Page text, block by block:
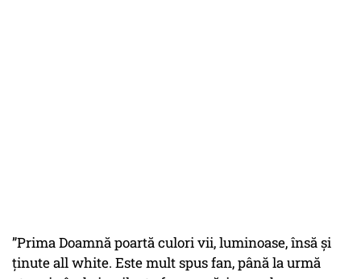
”Prima Doamnă poartă culori vii, luminoase, însă și
ținute all white. Este mult spus fan, până la urmă